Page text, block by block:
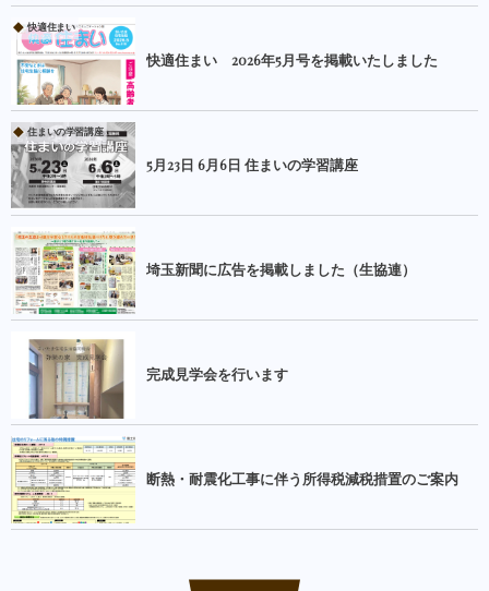
快適住まい
快適住まい 2026年5月号を掲載いたしました
住まいの学習講座
5月23日 6月6日 住まいの学習講座
埼玉新聞に広告を掲載しました（生協連）
完成見学会を行います
断熱・耐震化工事に伴う所得税減税措置のご案内